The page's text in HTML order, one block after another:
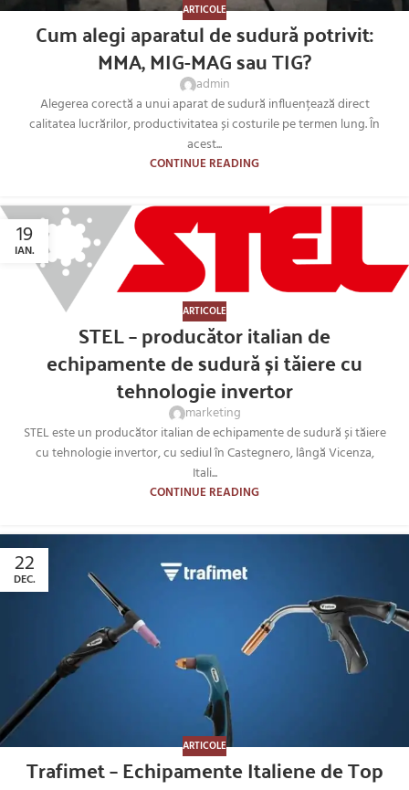
ARTICOLE
Cum alegi aparatul de sudură potrivit:
MMA, MIG-MAG sau TIG?
admin
Alegerea corectă a unui aparat de sudură influențează direct
calitatea lucrărilor, productivitatea și costurile pe termen lung. În
acest...
CONTINUE READING
19
IAN.
ARTICOLE
STEL – producător italian de
echipamente de sudură și tăiere cu
tehnologie invertor
marketing
STEL este un producător italian de echipamente de sudură și tăiere
cu tehnologie invertor, cu sediul în Castegnero, lângă Vicenza,
Itali...
CONTINUE READING
22
DEC.
ARTICOLE
Trafimet – Echipamente Italiene de Top